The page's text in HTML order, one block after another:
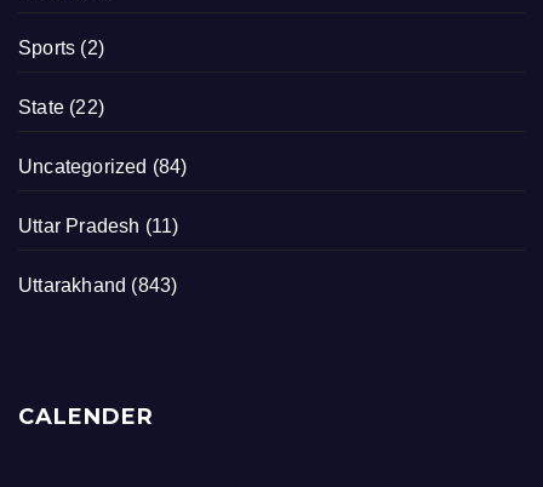
Sports (2)
State (22)
Uncategorized (84)
Uttar Pradesh (11)
Uttarakhand (843)
CALENDER